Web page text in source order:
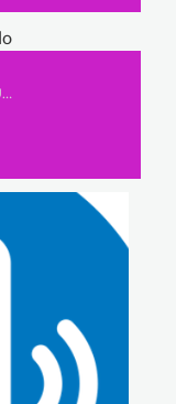
Secundaria, PATRICIA SANZ HUIDOBRO, LAURA MANTECÓN HERNANZ y ICÍAR HEREDERO PÉREZ